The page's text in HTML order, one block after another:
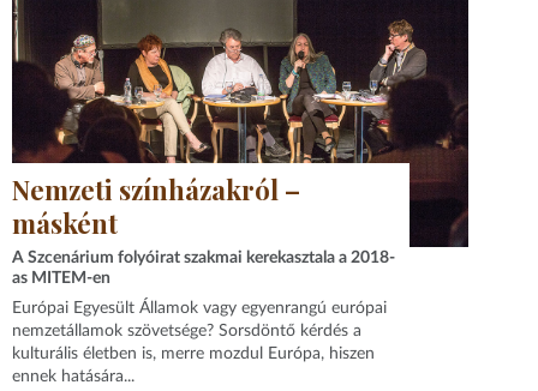
Nemzeti színházakról –
másként
A Szcenárium folyóirat szakmai kerekasztala a 2018-
as MITEM-en
Európai Egyesült Államok vagy egyenrangú európai
nemzetállamok szövetsége? Sorsdöntő kérdés a
kulturális életben is, merre mozdul Európa, hiszen
ennek hatására...